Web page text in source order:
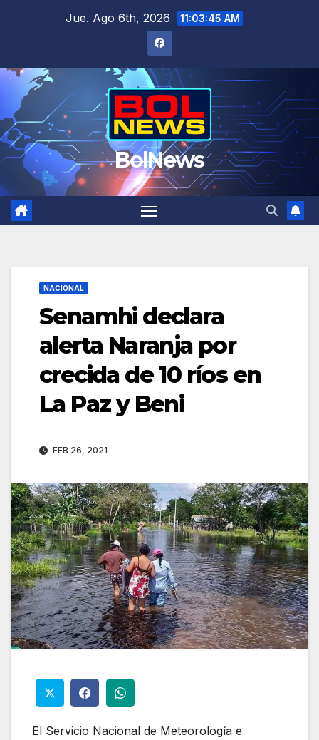
Jue. Ago 6th, 2026 11:03:46 AM
BolNews
NACIONAL
Senamhi declara
alerta Naranja por
crecida de 10 ríos en
La Paz y Beni
FEB 26, 2021
El Servicio Nacional de Meteorología e